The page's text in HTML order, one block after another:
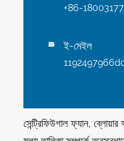
+86-
 ই-মেইল
সেন্ট্রিফিউগাল ফ্যান,